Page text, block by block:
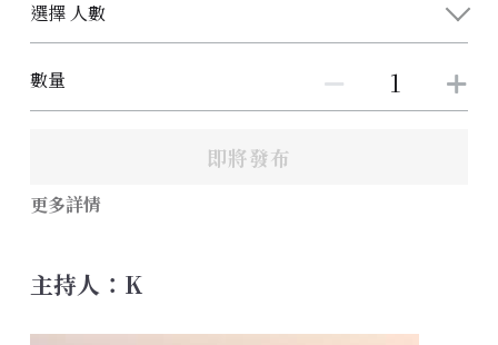
選擇 人數
數量
即將發布
更多詳情
主持人：K